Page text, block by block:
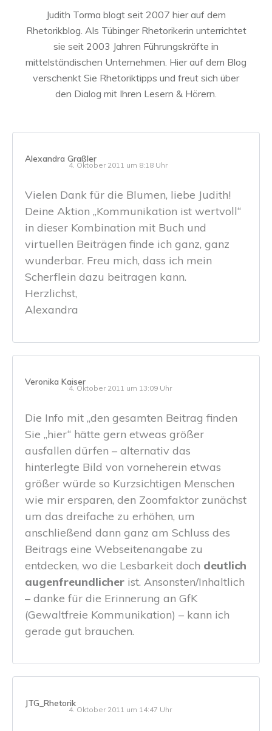
Judith Torma blogt seit 2007 hier auf dem
Rhetorikblog. Als Tübinger Rhetorikerin unterrichtet
sie seit 2003 Jahren Führungskräfte in
mittelständischen Unternehmen. Hier auf dem Blog
verschenkt Sie Rhetoriktipps und freut sich über
den Dialog mit Ihren Lesern & Hörern.
Alexandra Graßler
4. Oktober 2011 um 8:18 Uhr
Vielen Dank für die Blumen, liebe Judith!
Deine Aktion „Kommunikation ist wertvoll“
in dieser Kombination mit Buch und
virtuellen Beiträgen finde ich ganz, ganz
wunderbar. Freu mich, dass ich mein
Scherflein dazu beitragen kann.
Herzlichst,
Alexandra
Veronika Kaiser
4. Oktober 2011 um 13:09 Uhr
Die Info mit „den gesamten Beitrag finden
Sie „hier“ hätte gern etweas größer
ausfallen dürfen – alternativ das
hinterlegte Bild von vorneherein etwas
größer würde so Kurzsichtigen Menschen
wie mir ersparen, den Zoomfaktor zunächst
um das dreifache zu erhöhen, um
anschließend dann ganz am Schluss des
Beitrags eine Webseitenangabe zu
entdecken, wo die Lesbarkeit doch deutlich
augenfreundlicher ist. Ansonsten/Inhaltlich
– danke für die Erinnerung an GfK
(Gewaltfreie Kommunikation) – kann ich
gerade gut brauchen.
JTG_Rhetorik
4. Oktober 2011 um 14:47 Uhr